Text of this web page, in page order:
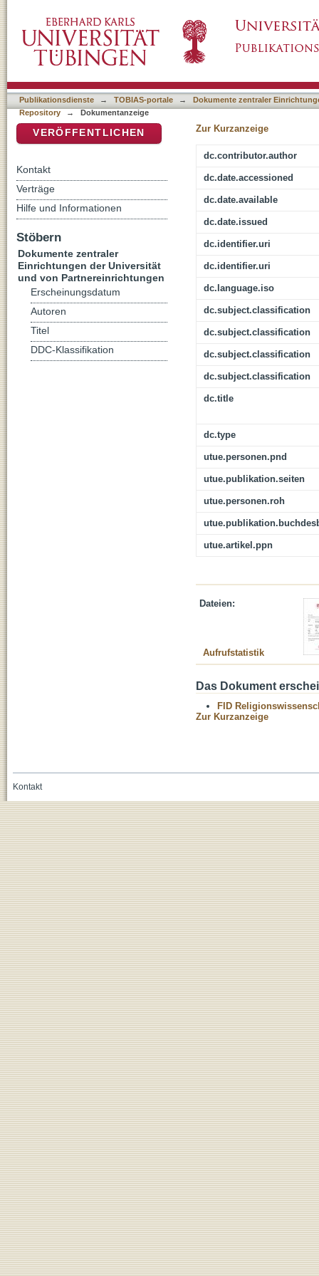
Publikationsdienste → TOBIAS-portale →
Dokumente zentraler
Repository
→ Dokumentanzeige
Zur Kurzanzeige
dc.contributor.author
dc.date.accessioned
dc.date.available
dc.date.issued
dc.identifier.uri
dc.identifier.uri
dc.language.iso
dc.subject.classification
dc.subject.classification
dc.subject.classification
dc.subject.classification
dc.title
dc.type
utue.personen.pnd
utue.publikation.seiten
utue.personen.roh
utue.artikel.ppn
Dateien:
Aufrufstatistik
Das Dokument
FID
Zur Kurzanzeige
VERÖFFENTLICHEN
Kontakt
Verträge
Hilfe und Informationen
Stöbern
Dokumente zentraler
Einrichtungen der Universität
und von Partnereinrichtungen
Erscheinungsdatum
Autoren
Titel
DDC-Klassifikation
Kontakt